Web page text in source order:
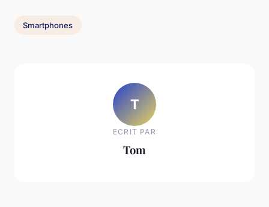
Smartphones
T
ECRIT PAR
Tom